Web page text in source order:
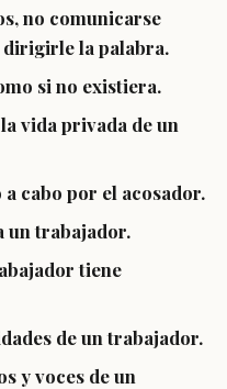
no comunicarse
dirigirle la palabra.
si no existiera.
vida privada de un
cabo por el acosador.
un trabajador.
tiene
de un trabajador.
y voces de un